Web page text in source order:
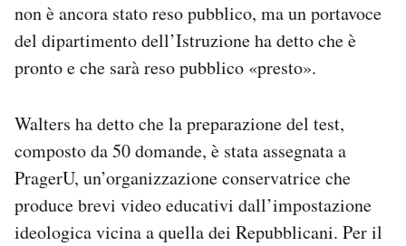
non è ancora stato reso pubblico, ma un portavoce
del dipartimento dell’Istruzione ha detto che è
pronto e che sarà reso pubblico «presto».
Walters ha detto che la preparazione del test,
composto da 50 domande, è stata assegnata a
PragerU, un’organizzazione conservatrice che
produce brevi video educativi dall’impostazione
ideologica vicina a quella dei Repubblicani. Per il